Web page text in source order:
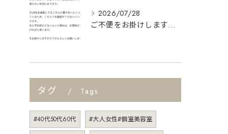
2026/07/28
ご不便をお掛けしますがよろしくお願いします🙇
タグ Tags
#40代50代60代 #大人女性#個室美容室